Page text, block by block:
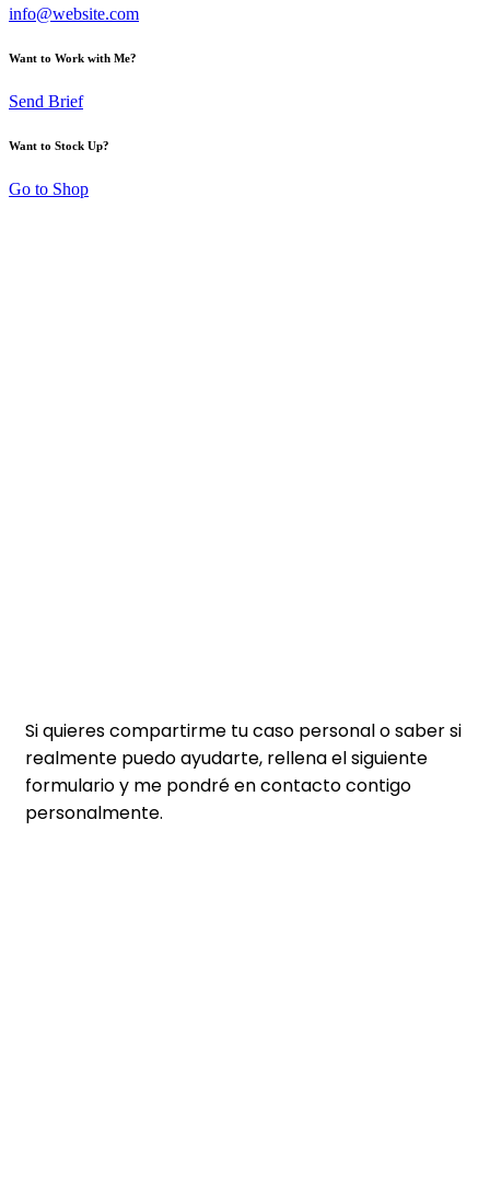
info@website.com
Want to Work with Me?
Send Brief
Want to Stock Up?
Go to Shop
Si quieres compartirme tu caso personal o saber si
realmente puedo ayudarte, rellena el siguiente
formulario y me pondré en contacto contigo
personalmente.